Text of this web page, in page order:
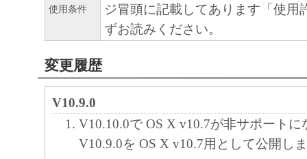
損害を言います。）について、適用法で認
一切の責任を負わないものとします。たと
関連会社、それらの販売代理店または販売
の可能性について知らされていた場合でも
(3) キヤノン、キヤノンのライセンサー、
社、キヤノンの関連会社、それらの販売代
店のいずれも、「本ソフトウェア」、また
使用条件
ジ冒頭に記載してあります「使用
ずお読みください。
変更履歴
V10.9.0
V10.10.0で OS X v10.7が非サポートに
V10.9.0を OS X v10.7用として公開し